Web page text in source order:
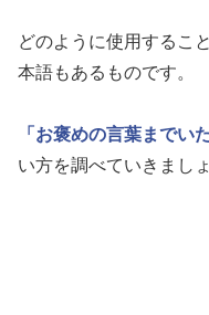
どのように使用するこ
本語もあるものです。
「お褒めの言葉までい
い方を調べていきましょ